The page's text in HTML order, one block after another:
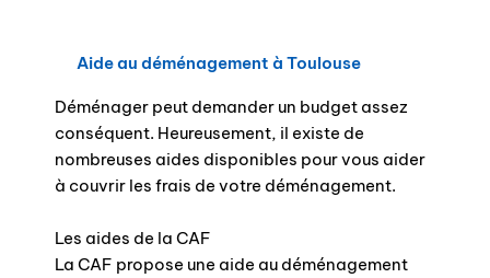
Aide au déménagement à Toulouse
Déménager peut demander un budget assez
conséquent. Heureusement, il existe de
nombreuses aides disponibles pour vous aider
à couvrir les frais de votre déménagement.
Les aides de la CAF
La CAF propose une aide au déménagement